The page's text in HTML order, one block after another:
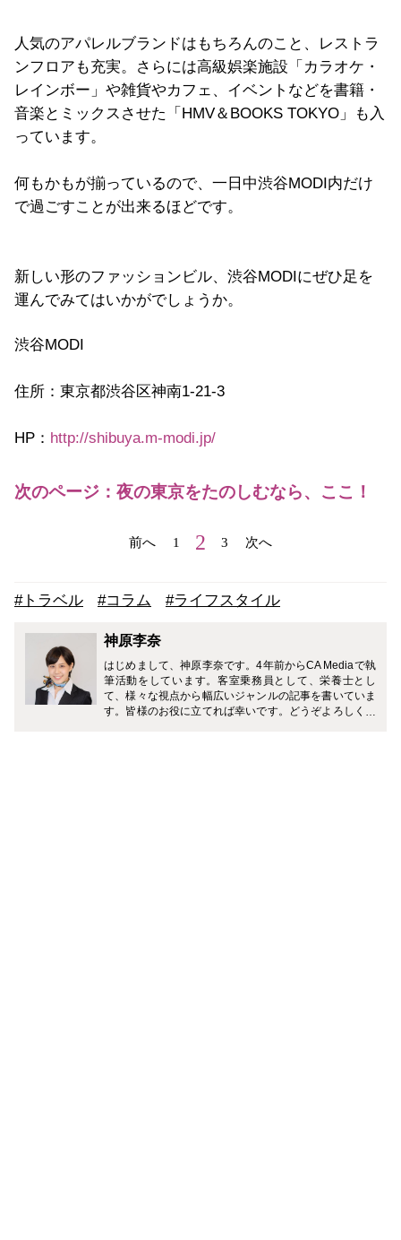
人気のアパレルブランドはもちろんのこと、レストラ
ンフロアも充実。さらには高級娯楽施設「カラオケ・
レインボー」や雑貨やカフェ、イベントなどを書籍・
音楽とミックスさせた「HMV＆BOOKS TOKYO」も入
っています。
何もかもが揃っているので、一日中渋谷MODI内だけ
で過ごすことが出来るほどです。
新しい形のファッションビル、渋谷MODIにぜひ足を
運んでみてはいかがでしょうか。
渋谷MODI
住所：東京都渋谷区神南1-21-3
HP： http://shibuya.m-modi.jp/
次のページ：夜の東京をたのしむなら、ここ！
前へ 1 2 3 次へ
#トラベル #コラム #ライフスタイル
神原李奈
はじめまして、神原李奈です。4年前からCA Mediaで執
筆活動をしています。客室乗務員として、栄養士とし
て、様々な視点から幅広いジャンルの記事を書いていま
す。皆様のお役に立てれば幸いです。どうぞよろしくお